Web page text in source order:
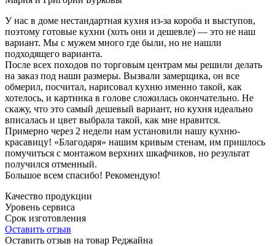
У нас в доме нестандартная кухня из-за короба и выступов,
поэтому готовые кухни (хоть они и дешевле) — это не наш
вариант. Мы с мужем много где были, но не нашли
подходящего варианта.
После всех походов по торговым центрам мы решили делать
на заказ под наши размеры. Вызвали замерщика, он все
обмерил, посчитал, нарисовал кухню именно такой, как
хотелось, и картинка в голове сложилась окончательно. Не
скажу, что это самый дешевый вариант, но кухня идеально
вписалась и цвет выбрала такой, как мне нравится.
Примерно через 2 недели нам установили нашу кухню-
красавицу! «Благодаря» нашим кривым стенам, им пришлось
помучиться с монтажом верхних шкафчиков, но результат
получился отменный.
Большое всем спасибо! Рекомендую!
Качество продукции
Уровень сервиса
Срок изготовления
Оставить отзыв
Оставить отзыв на товар Реджайна